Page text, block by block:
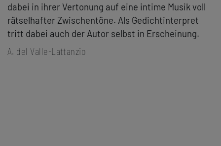
dabei in ihrer Vertonung auf eine intime Musik voll
rätselhafter Zwischentöne. Als Gedichtinterpret
tritt dabei auch der Autor selbst in Erscheinung.
A. del Valle-Lattanzio